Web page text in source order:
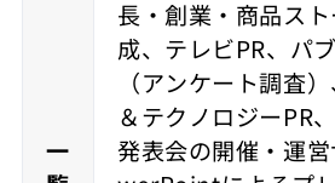
一
長・創業・商品ス
成、テレビPR、パ
（アンケート調査
＆テクノロジーPR
発表会の開催・運